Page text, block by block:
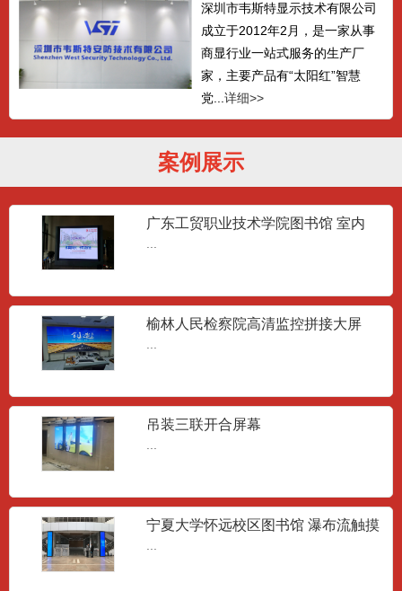
深圳市韦斯特显示技术有限公司
成立于2012年2月，是一家从事
商显行业一站式服务的生产厂
家，主要产品有“太阳红”智慧
党... 详细>>
案例展示
广东工贸职业技术学院图书馆 室内
榆林人民检察院高清监控拼接大屏
吊装三联开合屏幕
宁夏大学怀远校区图书馆 瀑布流触摸